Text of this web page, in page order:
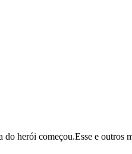
herói começou.Esse e outros